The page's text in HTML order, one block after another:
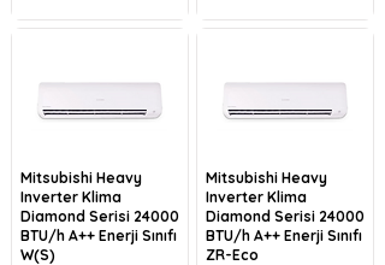
Mitsubishi Heavy
Inverter Klima
Diamond Serisi 24000
BTU/h A++ Enerji Sınıfı
W(S)
Mitsubishi Heavy
Inverter Klima
Diamond Serisi 24000
BTU/h A++ Enerji Sınıfı
ZR-Eco